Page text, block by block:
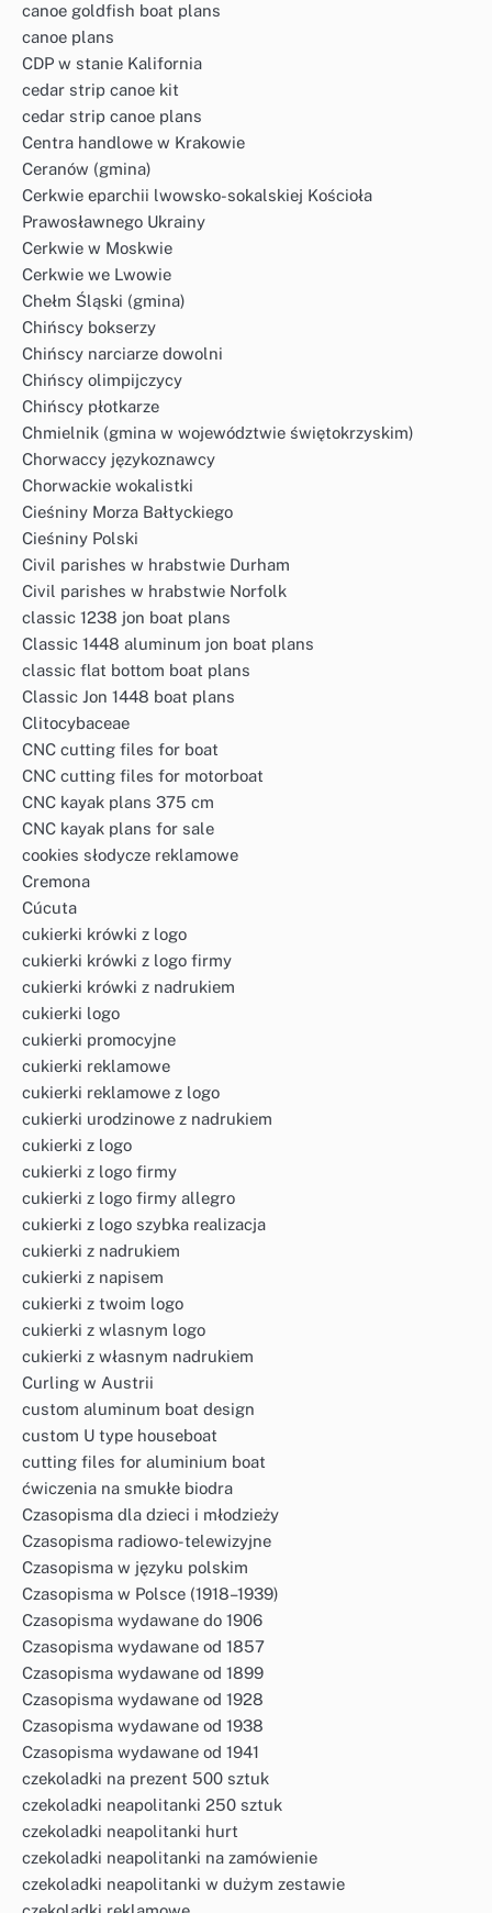
canoe goldfish boat plans
canoe plans
CDP w stanie Kalifornia
cedar strip canoe kit
cedar strip canoe plans
Centra handlowe w Krakowie
Ceranów (gmina)
Cerkwie eparchii lwowsko-sokalskiej Kościoła
Prawosławnego Ukrainy
Cerkwie w Moskwie
Cerkwie we Lwowie
Chełm Śląski (gmina)
Chińscy bokserzy
Chińscy narciarze dowolni
Chińscy olimpijczycy
Chińscy płotkarze
Chmielnik (gmina w województwie świętokrzyskim)
Chorwaccy językoznawcy
Chorwackie wokalistki
Cieśniny Morza Bałtyckiego
Cieśniny Polski
Civil parishes w hrabstwie Durham
Civil parishes w hrabstwie Norfolk
classic 1238 jon boat plans
Classic 1448 aluminum jon boat plans
classic flat bottom boat plans
Classic Jon 1448 boat plans
Clitocybaceae
CNC cutting files for boat
CNC cutting files for motorboat
CNC kayak plans 375 cm
CNC kayak plans for sale
cookies słodycze reklamowe
Cremona
Cúcuta
cukierki krówki z logo
cukierki krówki z logo firmy
cukierki krówki z nadrukiem
cukierki logo
cukierki promocyjne
cukierki reklamowe
cukierki reklamowe z logo
cukierki urodzinowe z nadrukiem
cukierki z logo
cukierki z logo firmy
cukierki z logo firmy allegro
cukierki z logo szybka realizacja
cukierki z nadrukiem
cukierki z napisem
cukierki z twoim logo
cukierki z wlasnym logo
cukierki z własnym nadrukiem
Curling w Austrii
custom aluminum boat design
custom U type houseboat
cutting files for aluminium boat
ćwiczenia na smukłe biodra
Czasopisma dla dzieci i młodzieży
Czasopisma radiowo-telewizyjne
Czasopisma w języku polskim
Czasopisma w Polsce (1918–1939)
Czasopisma wydawane do 1906
Czasopisma wydawane od 1857
Czasopisma wydawane od 1899
Czasopisma wydawane od 1928
Czasopisma wydawane od 1938
Czasopisma wydawane od 1941
czekoladki na prezent 500 sztuk
czekoladki neapolitanki 250 sztuk
czekoladki neapolitanki hurt
czekoladki neapolitanki na zamówienie
czekoladki neapolitanki w dużym zestawie